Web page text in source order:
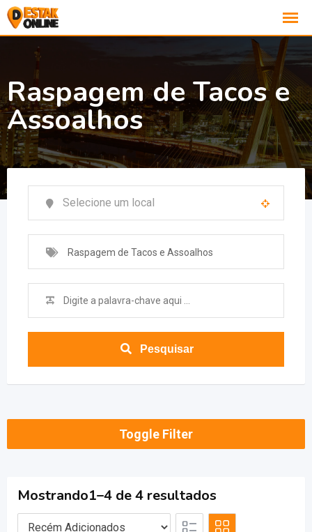
Raspagem de Tacos e
Assoalhos
Raspagem de Tacos e Assoalhos
Pesquisar
Toggle Filter
Mostrando1–4 de 4 resultados